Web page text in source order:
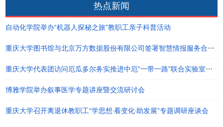
热点新闻
自动化学院举办“机器人探秘之旅”教职工亲子科普活动
重庆大学图书馆与北京万方数据股份有限公司签署智慧情报服务合作协议
重庆大学代表团访问厄瓜多尔务实推进中厄“一带一路”联合实验室建设
博雅学院举办叙事医学专题讲座暨交流研讨会
重庆大学召开离退休教职工“学思想·看变化·助发展”专题调研座谈会